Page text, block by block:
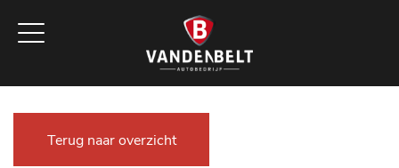
Terug naar overzicht